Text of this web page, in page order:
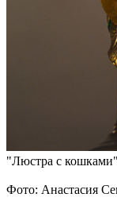
"Люстра с кошками"
Фото: Анастасия